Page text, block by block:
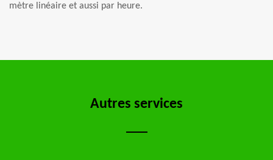
mètre linéaire et aussi par heure.
Autres services